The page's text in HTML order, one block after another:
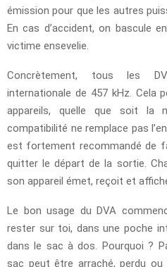
émission pour que les autres
En cas d’accident, on bascule
victime ensevelie.
Concrètement, tous les
internationale de 457 kHz. Cela
appareils, quelle que soit la
compatibilité ne remplace pas
est fortement recommandé de
quitter le départ de la sortie.
son appareil émet, reçoit et
Le bon usage du DVA
rester sur toi, dans une poche
dans le sac à dos. Pourquoi ?
sac peut être arraché, perdu ou